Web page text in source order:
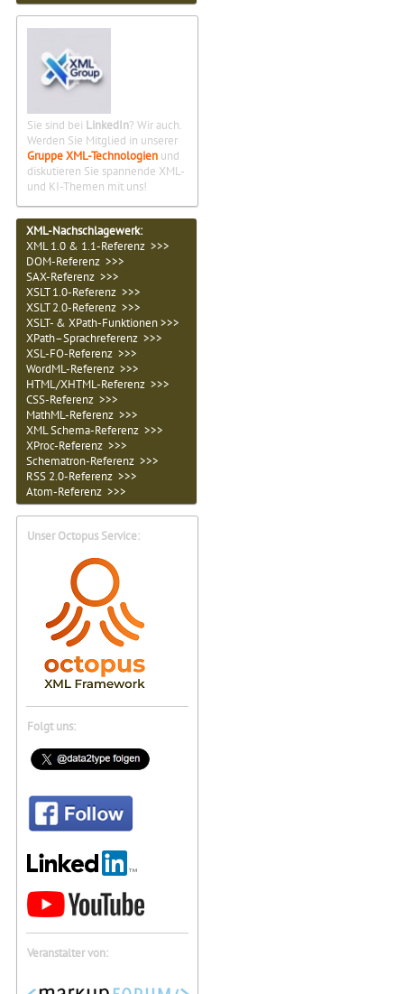
Sie sind bei LinkedIn? Wir auch.
Werden Sie Mitglied in unserer
Gruppe XML-Technologien und
diskutieren Sie spannende XML-
und KI-Themen mit uns!
XML-Nachschlagewerk:
XML 1.0 & 1.1-Referenz >>>
DOM-Referenz >>>
SAX-Referenz >>>
XSLT 1.0-Referenz >>>
XSLT 2.0-Referenz >>>
XSLT- & XPath-Funktionen >>>
XPath–Sprachreferenz >>>
XSL-FO-Referenz >>>
WordML-Referenz >>>
HTML/XHTML-Referenz >>>
CSS-Referenz >>>
MathML-Referenz >>>
XML Schema-Referenz >>>
XProc-Referenz >>>
Schematron-Referenz >>>
RSS 2.0-Referenz >>>
Atom-Referenz >>>
Unser Octopus Service:
Folgt uns:
Veranstalter von: